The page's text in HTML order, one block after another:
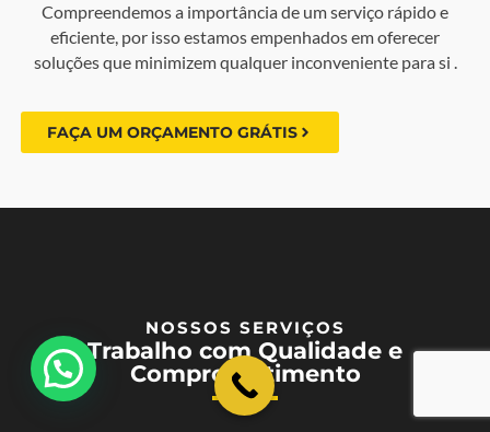
Compreendemos a importância de um serviço rápido e
eficiente, por isso estamos empenhados em oferecer
soluções que minimizem qualquer inconveniente para si .
FAÇA UM ORÇAMENTO GRÁTIS
NOSSOS SERVIÇOS
Trabalho com Qualidade e
Comprometimento
💬 Como podemos ajudar?